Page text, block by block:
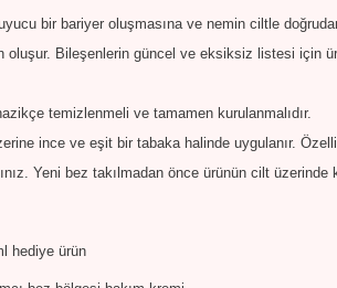
bir bariyer oluşmasına ve nemin ciltle doğrudan
oluşur. Bileşenlerin güncel ve eksiksiz listesi için
temizlenmeli ve tamamen kurulanmalıdır.
ince ve eşit bir tabaka halinde uygulanır.
Yeni bez takılmadan önce ürünün cilt üzerinde
hediye ürün